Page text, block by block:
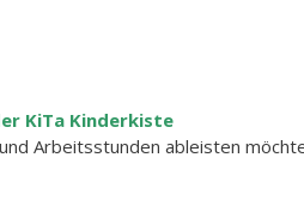
KiTa Kinderkiste
Arbeitsstunden ableisten